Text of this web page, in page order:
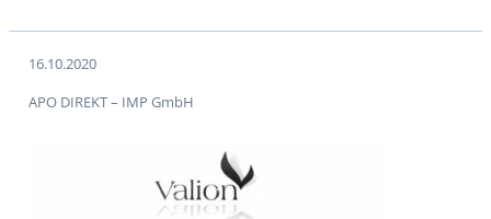
16.10.2020
APO DIREKT – IMP GmbH